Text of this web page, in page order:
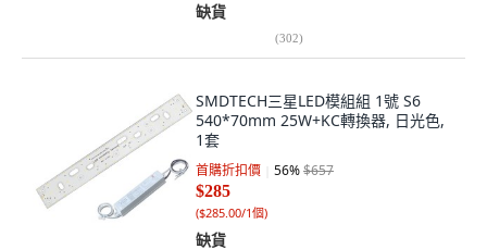
缺貨
(302)
SMDTECH三星LED模組組 1號 S6
540*70mm 25W+KC轉換器, 日光色,
1套
首購折扣價 56%$657
$285
($285.00/1個)
缺貨